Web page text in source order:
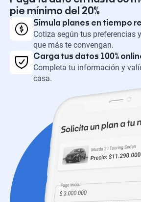
pie mínimo del 20%
Simula planes en tiempo
Cotiza según tus preferencias
que más te convengan.
Carga tus datos 100%
Completa tu información y
casa.